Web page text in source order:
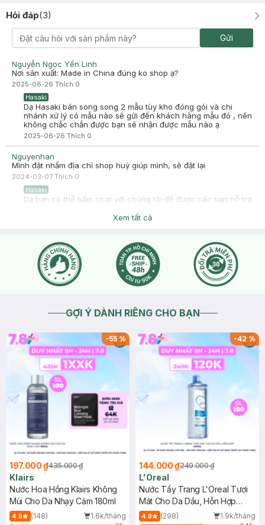
Hỏi đáp(3)
Gửi
Nguyễn Ngọc Yến Linh
Nơi sản xuất: Made in China đúng ko shop ạ?
2025-06-26 Thích 0
Hasaki
Dạ Hasaki bán song song 2 mẫu tùy kho đóng gói và chi
nhánh xử lý có mẫu nào sẽ gửi đến khách hàng mẫu đó , nên
không chắc chắn được bạn sẽ nhận được mẫu nào ạ
2025-06-26 Thích 0
Nguyenhan
Mình đặt nhầm địa chỉ shop huỷ giúp mình, sẽ đặt lại
2024-03-07 Thích 0
Hasaki
Dạ bạn có thể bấm chat với chúng tôi để được các bạn hỗ trợ
Xem tất cả
GỢI Ý DÀNH RIÊNG CHO BẠN
-55%
197.000 ₫435.000 ₫
Klairs
Nước Hoa Hồng Klairs Không
Mùi Cho Da Nhạy Cảm 180ml
4.8 (148)
1.6k/tháng
-42%
144.000 ₫249.000 ₫
L'Oreal
Nước Tẩy Trang L'Oreal Tươi
Mát Cho Da Dầu, Hỗn Hợp
400ml
4.8 (298)
1.9k/tháng